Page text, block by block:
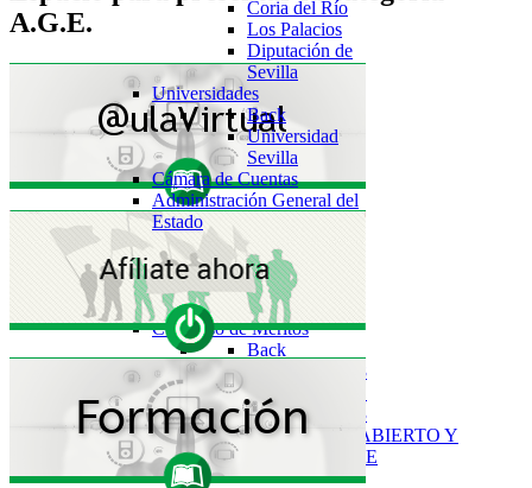
Coria del Río
Los Palacios
Diputación de
Sevilla
Universidades
Back
Universidad
Sevilla
Cámara de Cuentas
Administración General del
Estado
Actualidad
Back
Informativos SAF
Mesas de Negociación
Concurso de Méritos
Back
Concurso 2.018
Concurso 2.023
CONCURSO ABIERTO Y
PERMANENTE
Oposiciones/OEP
A.G.E.